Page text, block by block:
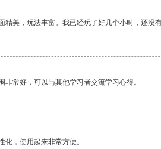
精美，玩法丰富。我已经玩了好几个小时，还没
非常好，可以与其他学习者交流学习心得。
化，使用起来非常方便。